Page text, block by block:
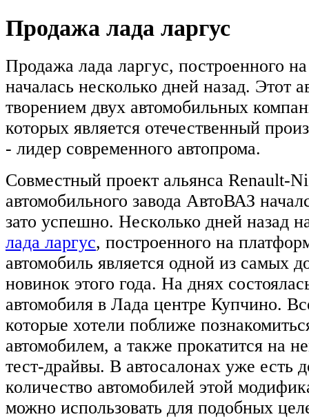
Продажа лада ларгус
Продажа лада ларгус, построенного
началась несколько дней назад. Этот
творением двух автомобильных
которых является отечественный
- лидер современного автопрома.
Совместный проект альянса Renault-
автомобильного завода АвтоВАЗ
зато успешно. Несколько дней назад
лада ларгус, построенного на
автомобиль является одной из самых
новинок этого года. На днях
автомобиля в Лада центре Купчино.
которые хотели поближе
автомобилем, а также прокатится на
тест-драйвы. В автосалонах уже есть
количество автомобилей этой
можно использовать для подобных